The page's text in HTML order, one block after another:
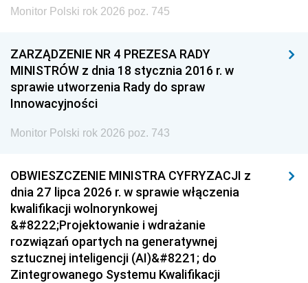
Monitor Polski rok 2026 poz. 745
ZARZĄDZENIE NR 4 PREZESA RADY
MINISTRÓW z dnia 18 stycznia 2016 r. w
sprawie utworzenia Rady do spraw
Innowacyjności
Monitor Polski rok 2026 poz. 743
OBWIESZCZENIE MINISTRA CYFRYZACJI z
dnia 27 lipca 2026 r. w sprawie włączenia
kwalifikacji wolnorynkowej
&#8222;Projektowanie i wdrażanie
rozwiązań opartych na generatywnej
sztucznej inteligencji (AI)&#8221; do
Zintegrowanego Systemu Kwalifikacji